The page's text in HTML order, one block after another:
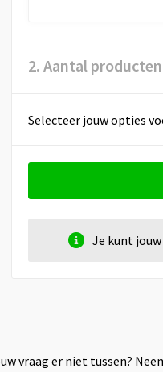
2. Aantal producten
Selecteer jouw opties
Je kunt
vraag er niet tussen?